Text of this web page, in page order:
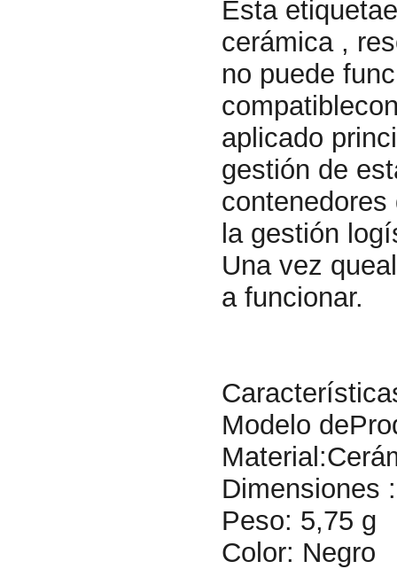
Esta
cerámica ,
no puede
aplicado
gestión de
la gestión
Una vez
a funcionar.
Modelo
Dimensiones
Peso: 5,75 g
Color: Negro